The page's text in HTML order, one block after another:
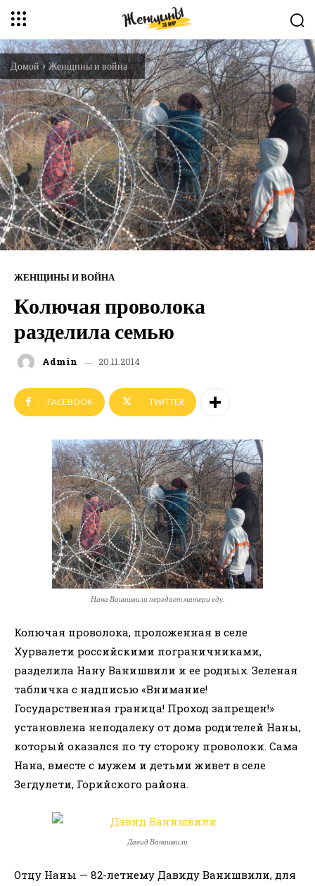
Домой Женщины и война
ЖЕНЩИНЫ И ВОЙНА
Колючая проволока
разделила семью
Admin 20.11.2014
FACEBOOK TWITTER
Нана Ванишвили передает матери еду.
Колючая проволока, проложенная в селе
Хурвалети российскими пограничниками,
разделила Нану Ванишвили и ее родных. Зеленая
табличка с надписью «Внимание!
Государственная граница! Проход запрещен!»
установлена неподалеку от дома родителей Наны,
который оказался по ту сторону проволоки. Сама
Нана, вместе с мужем и детьми живет в селе
Зегдулети, Горийского района.
Давид Ванишвили
Отцу Наны — 82-летнему Давиду Ванишвили, для